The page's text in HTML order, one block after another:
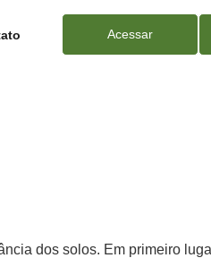
Acessar
dos solos. Em primeiro